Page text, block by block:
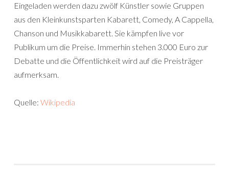
Eingeladen werden dazu zwölf Künstler sowie Gruppen
aus den Kleinkunstsparten Kabarett, Comedy, A Cappella,
Chanson und Musikkabarett. Sie kämpfen live vor
Publikum um die Preise. Immerhin stehen 3.000 Euro zur
Debatte und die Öffentlichkeit wird auf die Preisträger
aufmerksam.
Quelle: Wikipedia